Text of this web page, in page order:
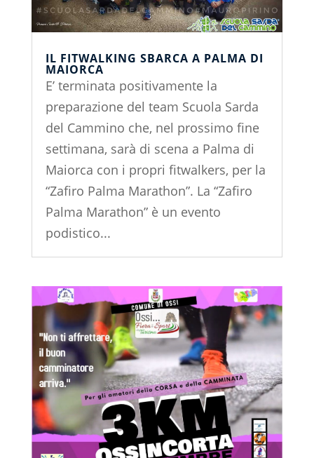
IL FITWALKING SBARCA A PALMA DI
MAIORCA
E’ terminata positivamente la
preparazione del team Scuola Sarda
del Cammino che, nel prossimo fine
settimana, sarà di scena a Palma di
Maiorca con i propri fitwalkers, per la
“Zafiro Palma Marathon”. La “Zafiro
Palma Marathon” è un evento
podistico...